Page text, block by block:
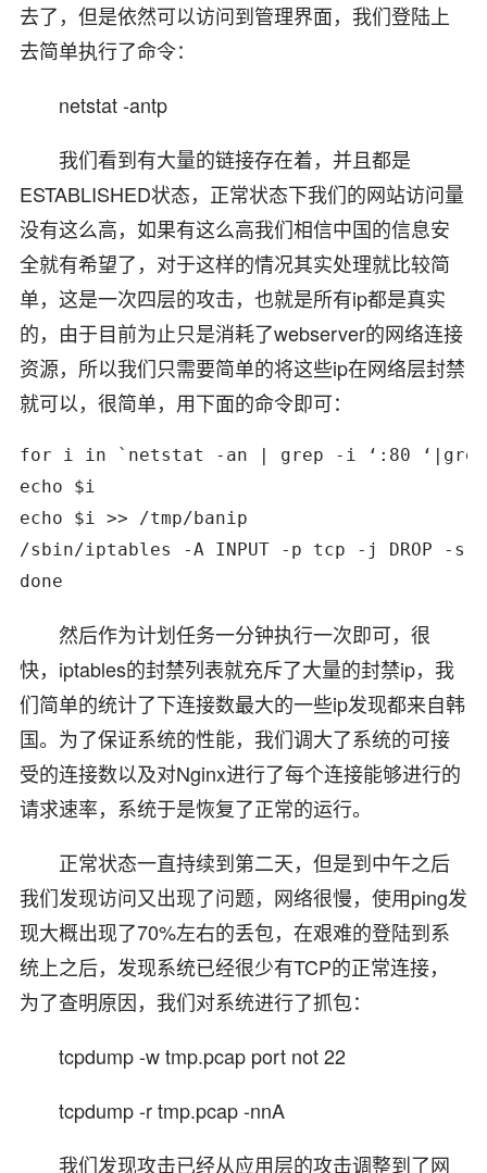
去了，但是依然可以访问到管理界面，我们登陆上
去简单执行了命令：
netstat -antp
我们看到有大量的链接存在着，并且都是
ESTABLISHED状态，正常状态下我们的网站访问量
没有这么高，如果有这么高我们相信中国的信息安
全就有希望了，对于这样的情况其实处理就比较简
单，这是一次四层的攻击，也就是所有ip都是真实
的，由于目前为止只是消耗了webserver的网络连接
资源，所以我们只需要简单的将这些ip在网络层封禁
就可以，很简单，用下面的命令即可：
for i in `netstat -an | grep -i ‘:80
echo $i
echo $i >> /tmp/banip
/sbin/iptables -A INPUT -p tcp -j DROP -s
done
然后作为计划任务一分钟执行一次即可，很
快，iptables的封禁列表就充斥了大量的封禁ip，我
们简单的统计了下连接数最大的一些ip发现都来自韩
国。为了保证系统的性能，我们调大了系统的可接
受的连接数以及对Nginx进行了每个连接能够进行的
请求速率，系统于是恢复了正常的运行。
正常状态一直持续到第二天，但是到中午之后
我们发现访问又出现了问题，网络很慢，使用ping发
现大概出现了70%左右的丢包，在艰难的登陆到系
统上之后，发现系统已经很少有TCP的正常连接，
为了查明原因，我们对系统进行了抓包：
tcpdump -w tmp.pcap port not 22
tcpdump -r tmp.pcap -nnA
我们发现攻击已经从应用层的攻击调整到了网